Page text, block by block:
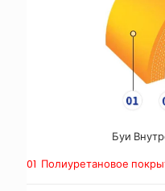
Буи
01 Полиуретановое